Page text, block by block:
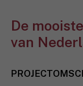
De
van